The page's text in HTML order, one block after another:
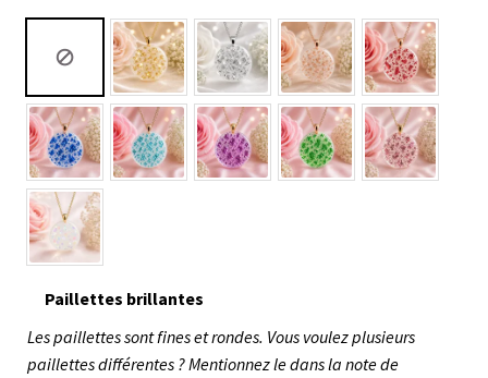
Paillettes brillantes
Les paillettes sont fines et rondes. Vous voulez plusieurs
paillettes différentes ? Mentionnez le dans la note de